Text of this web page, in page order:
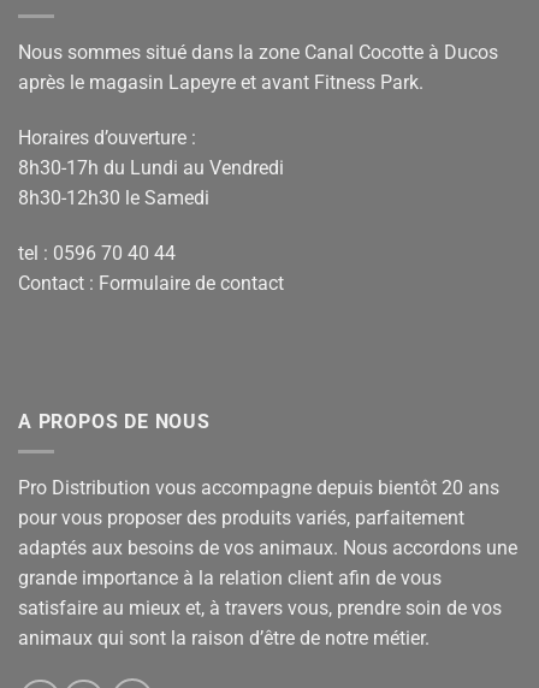
Nous sommes situé dans la zone Canal Cocotte à Ducos
après le magasin Lapeyre et avant Fitness Park.
Horaires d’ouverture :
8h30-17h du Lundi au Vendredi
8h30-12h30 le Samedi
tel : 0596 70 40 44
Contact : Formulaire de contact
A PROPOS DE NOUS
Pro Distribution vous accompagne depuis bientôt 20 ans
pour vous proposer des produits variés, parfaitement
adaptés aux besoins de vos animaux. Nous accordons une
grande importance à la relation client afin de vous
satisfaire au mieux et, à travers vous, prendre soin de vos
animaux qui sont la raison d’être de notre métier.